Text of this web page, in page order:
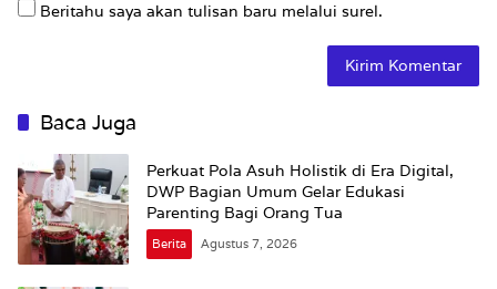
Beritahu saya akan tulisan baru melalui surel.
Baca Juga
Perkuat Pola Asuh Holistik di Era Digital,
DWP Bagian Umum Gelar Edukasi
Parenting Bagi Orang Tua
Berita Agustus 7, 2026